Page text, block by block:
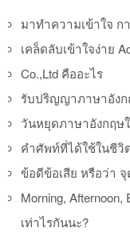
มาทำความเข้าใจ ก
เคล็ดลับเข้าใจง่าย
Co.,Ltd คืออะไร
รับปริญญาภาษาอัง
วันหยุดภาษาอังกฤษ
คำศัพท์ที่ได้ใช้ในชีวิ
ข้อดีข้อเสีย หรือว่า
Morning,
เท่าไรกันนะ?